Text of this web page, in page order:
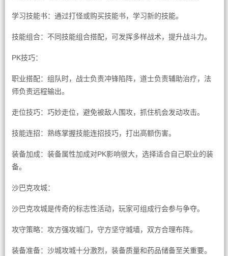
学习技能书：通过打怪或购买技能书，学习新的技能。
技能组合：不同技能组合搭配，可发挥多样战术，提升战斗力。
PK技巧：
职业搭配：组队时，战士负责冲锋陷阵，道士负责辅助治疗，法
师负责远程输出。
走位技巧：巧妙走位，避免被敌人围攻，抓住机会发动攻击。
技能连招：熟练掌握技能连招技巧，打出高额伤害。
装备加成：装备属性加成对PK影响很大，选择适合自己职业的装
备。
沙巴克攻城：
沙巴克攻城是传奇的标志性活动，玩家可组成行会参与争夺。
攻守策略：攻方强攻城门，守方坚守城墙，双方合理布阵。
装备准备：沙城攻城十分激烈，装备质量和药品储备至关重要。